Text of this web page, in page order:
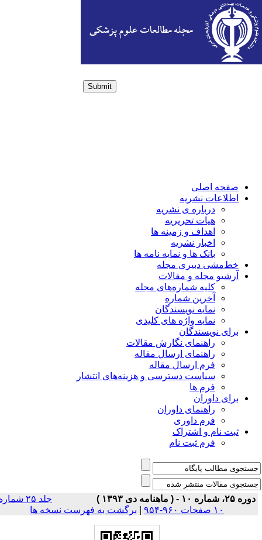
Submit
صفحه اصلی
اطلاعات نشریه
درباره ی نشریه
هیات تحریریه
اهداف و زمینه ها
اخبار نشریه
بانک ها و نمایه نامه ها
خط‌مشی دبیری مجله
آرشیو مجله و مقالات
کلیه شماره‌های مجله
آخرین شماره
نمایه نویسندگان
نمایه واژه های کلیدی
برای نویسندگان
راهنمای نگارش مقالات
راهنمای ارسال مقاله
فرم ارسال مقاله
سیاست دسترسی و هزینه‌های انتشار
فرم ها
برای داوران
راهنمای داوران
فرم داوری
ثبت نام و اشتراک
فرم ثبت نام
دوره ۲۵، شماره ۱۰ - ( ماهنامه دی ۱۳۹۳ )
جلد ۲۵ شماره
۱۰ صفحات ۹۶۰-۹۵۴
| برگشت به فهرست نسخه ها